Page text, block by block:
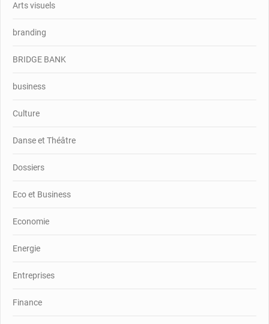
Arts visuels
branding
BRIDGE BANK
business
Culture
Danse et Théâtre
Dossiers
Eco et Business
Economie
Energie
Entreprises
Finance